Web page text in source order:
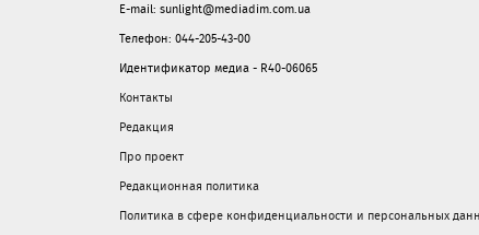
E-mail: sunlight@mediadim.com.ua
Телефон: 044-205-43-00
Идентификатор медиа - R40-06065
Контакты
Редакция
Про проект
Редакционная политика
Политика в сфере конфиденциальности и персональных